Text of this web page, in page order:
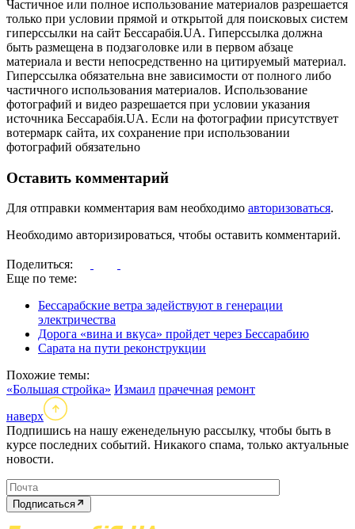
Частичное или полное использование материалов разрешается
только при условии прямой и открытой для поисковых систем
гиперссылки на сайт Бессарабія.UA. Гиперссылка должна
быть размещена в подзаголовке или в первом абзаце
материала и вести непосредственно на цитируемый материал.
Гиперссылка обязательна вне зависимости от полного либо
частичного использования материалов. Использование
фотографий и видео разрешается при условии указания
источника Бессарабія.UA. Если на фотографии присутствует
вотермарк сайта, их сохранение при использовании
фотографий обязательно
Оставить комментарий
Для отправки комментария вам необходимо авторизоваться.
Необходимо авторизироваться, чтобы оставить комментарий.
Поделиться:
Еще по теме:
Бессарабские ветра задействуют в генерации
электричества
Дорога «вина и вкуса» пройдет через Бессарабию
Сарата на пути реконструкции
Похожие темы:
«Большая стройка» Измаил прачечная ремонт
наверх
Подпишись на нашу еженедельную рассылку, чтобы быть в
курсе последних событий. Никакого спама, только актуальные
новости.
Подписаться